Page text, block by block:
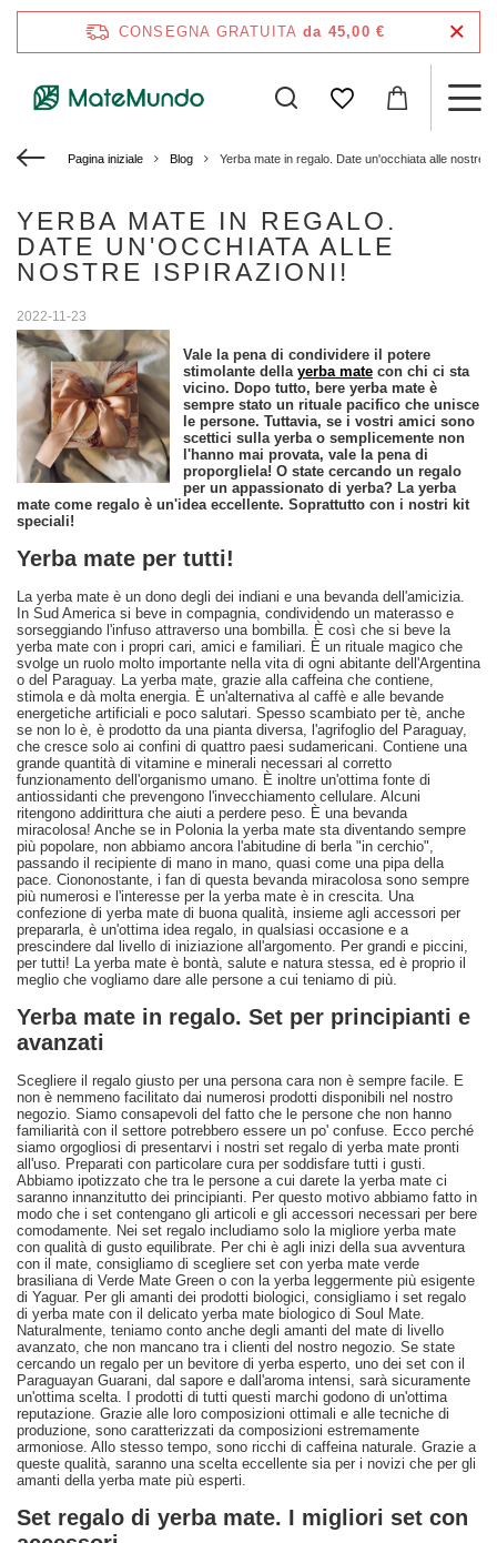
CONSEGNA GRATUITA da 45,00 €
Pagina iniziale Blog Yerba mate in regalo. Date un'occhiata alle nostre
YERBA MATE IN REGALO.
DATE UN'OCCHIATA ALLE
NOSTRE ISPIRAZIONI!
2022-11-23
Vale la pena di condividere il potere
stimolante della yerba matecon chi ci sta
vicino. Dopo tutto, bere yerba mate è
sempre stato un rituale pacifico che unisce
le persone. Tuttavia, se i vostri amici sono
scettici sulla yerba o semplicemente non
l'hanno mai provata, vale la pena di
proporgliela! O state cercando un regalo
per un appassionato di yerba? La yerba
mate come regalo è un'idea eccellente. Soprattutto con i nostri kit
speciali!
Yerba mate per tutti!
La yerba mate è un dono degli dei indiani e una bevanda dell'amicizia.
In Sud America si beve in compagnia, condividendo un materasso e
sorseggiando l'infuso attraverso una bombilla. È così che si beve la
yerba mate con i propri cari, amici e familiari. È un rituale magico che
svolge un ruolo molto importante nella vita di ogni abitante dell'Argentina
o del Paraguay. La yerba mate, grazie alla caffeina che contiene,
stimola e dà molta energia. È un'alternativa al caffè e alle bevande
energetiche artificiali e poco salutari. Spesso scambiato per tè, anche
se non lo è, è prodotto da una pianta diversa, l'agrifoglio del Paraguay,
che cresce solo ai confini di quattro paesi sudamericani. Contiene una
grande quantità di vitamine e minerali necessari al corretto
funzionamento dell'organismo umano. È inoltre un'ottima fonte di
antiossidanti che prevengono l'invecchiamento cellulare. Alcuni
ritengono addirittura che aiuti a perdere peso. È una bevanda
miracolosa! Anche se in Polonia la yerba mate sta diventando sempre
più popolare, non abbiamo ancora l'abitudine di berla "in cerchio",
passando il recipiente di mano in mano, quasi come una pipa della
pace. Ciononostante, i fan di questa bevanda miracolosa sono sempre
più numerosi e l'interesse per la yerba mate è in crescita. Una
confezione di yerba mate di buona qualità, insieme agli accessori per
prepararla, è un'ottima idea regalo, in qualsiasi occasione e a
prescindere dal livello di iniziazione all'argomento. Per grandi e piccini,
per tutti! La yerba mate è bontà, salute e natura stessa, ed è proprio il
meglio che vogliamo dare alle persone a cui teniamo di più.
Yerba mate in regalo. Set per principianti e
avanzati
Scegliere il regalo giusto per una persona cara non è sempre facile. E
non è nemmeno facilitato dai numerosi prodotti disponibili nel nostro
negozio. Siamo consapevoli del fatto che le persone che non hanno
familiarità con il settore potrebbero essere un po' confuse. Ecco perché
siamo orgogliosi di presentarvi i nostri set regalo di yerba mate pronti
all'uso. Preparati con particolare cura per soddisfare tutti i gusti.
Abbiamo ipotizzato che tra le persone a cui darete la yerba mate ci
saranno innanzitutto dei principianti. Per questo motivo abbiamo fatto in
modo che i set contengano gli articoli e gli accessori necessari per bere
comodamente. Nei set regalo includiamo solo la migliore yerba mate
con qualità di gusto equilibrate. Per chi è agli inizi della sua avventura
con il mate, consigliamo di scegliere set con yerba mate verde
brasiliana di Verde Mate Green o con la yerba leggermente più esigente
di Yaguar. Per gli amanti dei prodotti biologici, consigliamo i set regalo
di yerba mate con il delicato yerba mate biologico di Soul Mate.
Naturalmente, teniamo conto anche degli amanti del mate di livello
avanzato, che non mancano tra i clienti del nostro negozio. Se state
cercando un regalo per un bevitore di yerba esperto, uno dei set con il
Paraguayan Guarani, dal sapore e dall'aroma intensi, sarà sicuramente
un'ottima scelta. I prodotti di tutti questi marchi godono di un'ottima
reputazione. Grazie alle loro composizioni ottimali e alle tecniche di
produzione, sono caratterizzati da composizioni estremamente
armoniose. Allo stesso tempo, sono ricchi di caffeina naturale. Grazie a
queste qualità, saranno una scelta eccellente sia per i novizi che per gli
amanti della yerba mate più esperti.
Set regalo di yerba mate. I migliori set con